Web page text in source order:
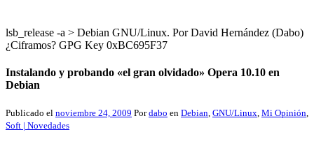
lsb_release -a > Debian GNU/Linux. Por David Hernández (Dabo)
¿Ciframos? GPG Key 0xBC695F37
Instalando y probando «el gran olvidado» Opera 10.10 en
Debian
Publicado el noviembre 24, 2009 Pordabo en Debian, GNU/Linux, Mi Opinión,
Soft | Novedades